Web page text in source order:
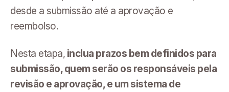
desde a submissão até a aprovação e
reembolso.
Nesta etapa, inclua prazos bem definidos para
submissão, quem serão os responsáveis pela
revisão e aprovação, e um sistema de